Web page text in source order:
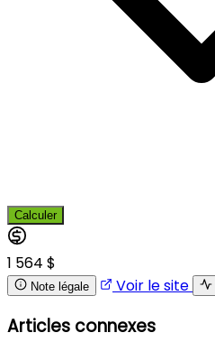
Calculer
1 564 $
Note légale Voir le site
Articles connexes